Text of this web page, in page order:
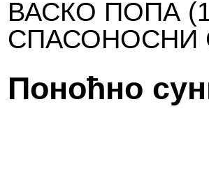
ВАСКО ПОПА
СПАСОНОСНИ
Поноћно